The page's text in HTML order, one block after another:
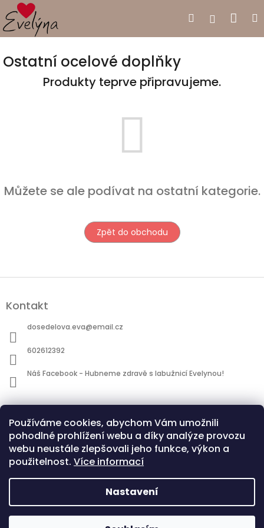
Používáme cookies, abychom Vám umožnili
pohodlné prohlížení webu a díky analýze provozu
webu neustále zlepšovali jeho funkce, výkon a
použitelnost. Více informací
Nastavení
Přejít
na
obsah
Hledat
Ostatní ocelové doplňky
Produkty teprve připravujeme.
Můžete se ale podívat na ostatní kategorie.
Zpět do obchodu
pKontakt
dosedelova.eva@email.cz
602612392
Náš Facebook - Hubneme zdravě s labužnicí Evelynou!
Obchodní podmínky
Podmínky ochrany osobních údajů